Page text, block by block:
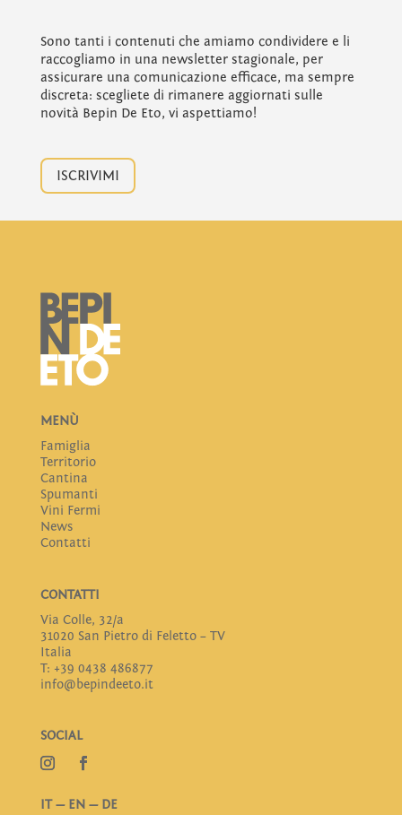
Sono tanti i contenuti che amiamo condividere e li
raccogliamo in una newsletter stagionale, per
assicurare una comunicazione efficace, ma sempre
discreta: scegliete di rimanere aggiornati sulle
novità Bepin De Eto, vi aspettiamo!
ISCRIVIMI
MENÙ
Famiglia
Territorio
Cantina
Spumanti
Vini Fermi
News
Contatti
CONTATTI
Via Colle, 32/a
31020 San Pietro di Feletto – TV
Italia
T: +39 0438 486877
info@bepindeeto.it
SOCIAL
IT— EN— DE